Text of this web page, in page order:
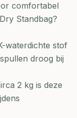
comfortabel
Standbag?
waterdichte stof
droog bij
2 kg is deze